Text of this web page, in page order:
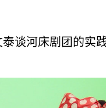
泰谈河床剧团的实